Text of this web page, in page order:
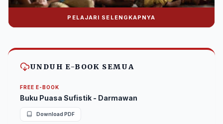
Donasi Nuralwala Foundation
Bantu syiar dakwah melalui platform digital.
PELAJARI SELENGKAPNYA
UNDUH E-BOOK SEMUA
FREE E-BOOK
Buku Puasa Sufistik - Darmawan
Download PDF